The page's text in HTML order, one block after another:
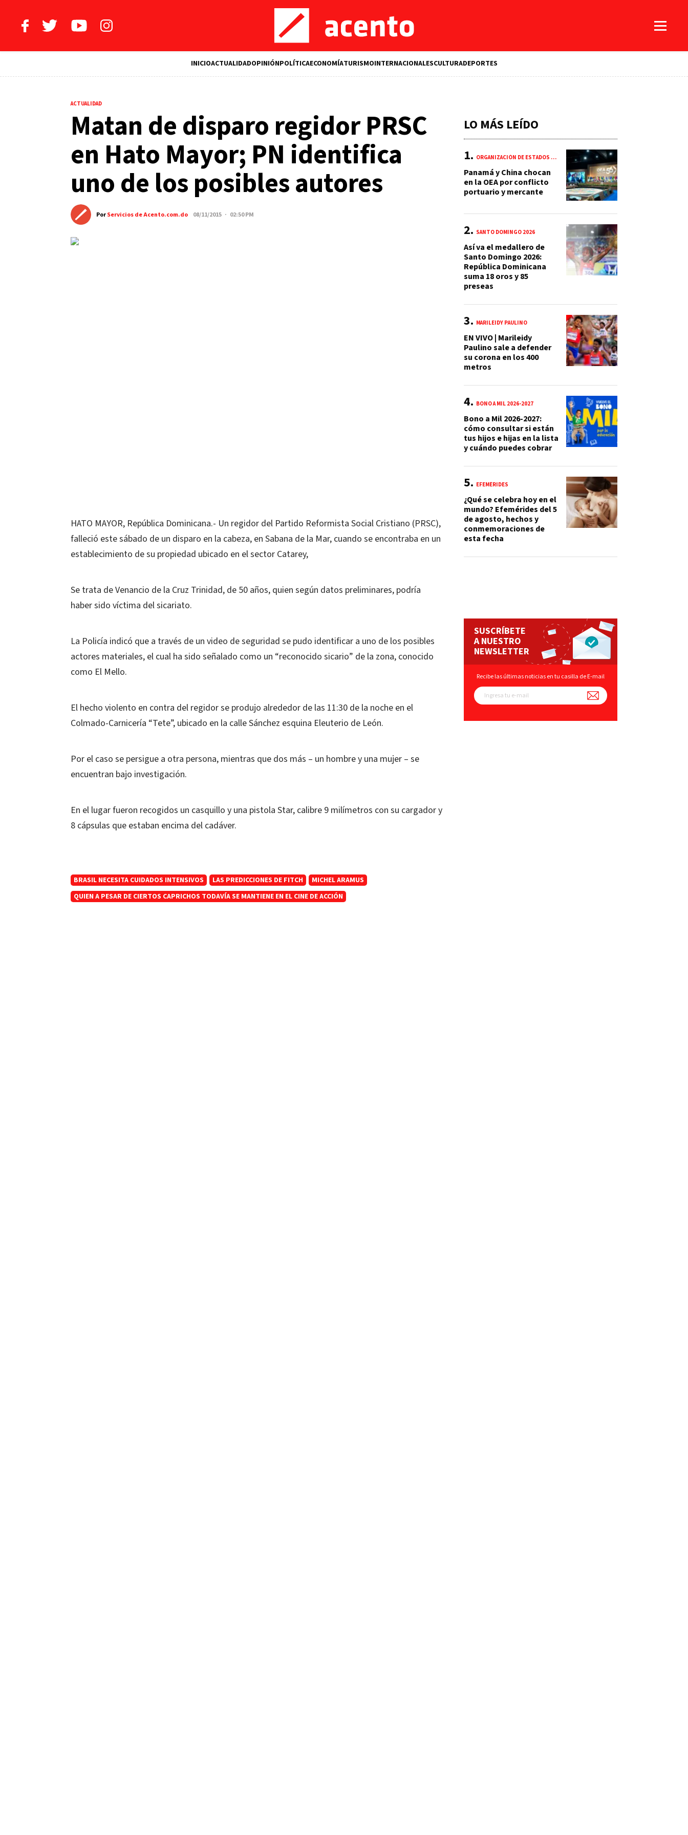
INICIOACTUALIDADOPINIÓNPOLÍTICAECONOMÍATURISMOINTERNACIONALESCULTURADEPORTES
ACTUALIDAD
Matan de disparo regidor PRSC
en Hato Mayor; PN identifica
uno de los posibles autores
PorServicios de Acento.com.do 08/11/2015 · 02:50 PM
HATO MAYOR, República Dominicana.- Un regidor del Partido Reformista Social Cristiano (PRSC),
falleció este sábado de un disparo en la cabeza, en Sabana de la Mar, cuando se encontraba en un
establecimiento de su propiedad ubicado en el sector Catarey,
Se trata deVenancio de la Cruz Trinidad, de 50 años, quien según datos preliminares, podría
haber sido víctima del sicariato.
La Policía indicó que a través de un video de seguridad se pudo identificar a uno de los posibles
actores materiales, el cual ha sido señalado como un “reconocido sicario” de la zona, conocido
como El Mello.
El hecho violento en contra del regidor se produjo alrededor de las 11:30 de la noche en el
Colmado-Carnicería “Tete”, ubicado en la calle Sánchez esquina Eleuterio de León.
Por el caso se persigue a otra persona, mientras que dos más – un hombre y una mujer – se
encuentran bajo investigación.
En el lugar fueron recogidos un casquillo y una pistola Star, calibre 9 milímetros con su cargador y
8 cápsulas que estaban encima del cadáver.
BRASIL NECESITA CUIDADOS INTENSIVOS LAS PREDICCIONES DE FITCH
MICHEL ARAMUS
QUIEN A PESAR DE CIERTOS CAPRICHOS TODAVÍA SE MANTIENE EN EL CINE DE ACCIÓN
LO MÁS LEÍDO
ORGANIZACIÓN DE ESTADOS AMERICANOS (OEA)
Panamá y China chocan
en la OEA por conflicto
portuario y mercante
SANTO DOMINGO 2026
Así va el medallero de
Santo Domingo 2026:
República Dominicana
suma 18 oros y 85
preseas
MARILEIDY PAULINO
EN VIVO | Marileidy
Paulino sale a defender
su corona en los 400
metros
BONO A MIL 2026-2027
Bono a Mil 2026-2027:
cómo consultar si están
tus hijos e hijas en la lista
y cuándo puedes cobrar
EFEMÉRIDES
¿Qué se celebra hoy en el
mundo? Efemérides del 5
de agosto, hechos y
conmemoraciones de
esta fecha
SUSCRÍBETE
A NUESTRO
NEWSLETTER
Recibe las últimas noticias en tu casilla de E-mail